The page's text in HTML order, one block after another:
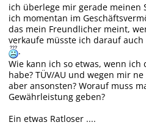
ich überlege mir gerade meinen
ich momentan im
das mein Freundlicher meint,
verkaufe müsste ich darauf
.
Wie kann ich so etwas, wenn
habe? TÜV/AU und wegen mir
aber ansonsten? Worauf muss
Gewährleistung geben?
Ein etwas Ratloser ....